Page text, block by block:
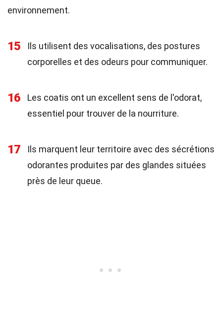
environnement.
15
Ils utilisent des vocalisations, des postures
corporelles et des odeurs pour communiquer.
16
Les coatis ont un excellent sens de l'odorat,
essentiel pour trouver de la nourriture.
17
Ils marquent leur territoire avec des sécrétions
odorantes produites par des glandes situées
près de leur queue.